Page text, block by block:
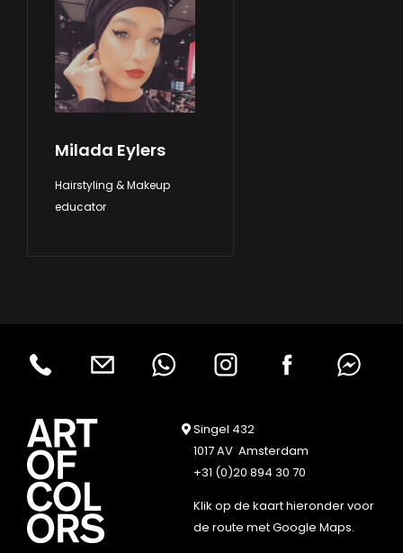
Milada Eylers
Hairstyling & Makeup
educator
Singel 432
1017 AV Amsterdam
+31 (0)20 894 30 70
Klik op de kaart hieronder voor
de route met Google Maps.